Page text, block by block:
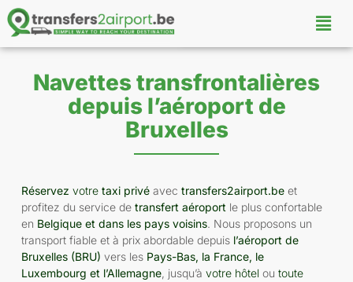
Navettes transfrontalières
depuis l’aéroport de
Bruxelles
Réservez votretaxi privé avectransfers2airport.be et
profitez du service detransfert aéroport le plus confortable
en Belgique et dans les pays voisins. Nous proposons un
transport fiable et à prix abordable depuis l’aéroport de
Bruxelles (BRU) vers les Pays-Bas, la France, le
Luxembourg et l’Allemagne , jusqu’àvotre hôtel outoute